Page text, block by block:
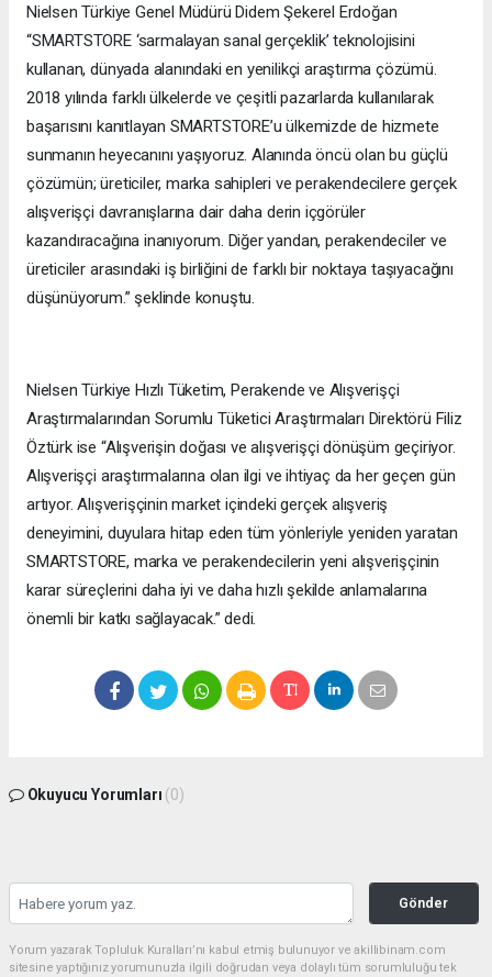
Nielsen Türkiye Genel Müdürü Didem Şekerel Erdoğan
“SMARTSTORE ‘sarmalayan sanal gerçeklik’ teknolojisini
kullanan, dünyada alanındaki en yenilikçi araştırma çözümü.
2018 yılında farklı ülkelerde ve çeşitli pazarlarda kullanılarak
başarısını kanıtlayan SMARTSTORE’u ülkemizde de hizmete
sunmanın heyecanını yaşıyoruz. Alanında öncü olan bu güçlü
çözümün; üreticiler, marka sahipleri ve perakendecilere gerçek
alışverişçi davranışlarına dair daha derin içgörüler
kazandıracağına inanıyorum. Diğer yandan, perakendeciler ve
üreticiler arasındaki iş birliğini de farklı bir noktaya taşıyacağını
düşünüyorum.” şeklinde konuştu.
Nielsen Türkiye Hızlı Tüketim, Perakende ve Alışverişçi
Araştırmalarından Sorumlu Tüketici Araştırmaları Direktörü Filiz
Öztürk ise “Alışverişin doğası ve alışverişçi dönüşüm geçiriyor.
Alışverişçi araştırmalarına olan ilgi ve ihtiyaç da her geçen gün
artıyor. Alışverişçinin market içindeki gerçek alışveriş
deneyimini, duyulara hitap eden tüm yönleriyle yeniden yaratan
SMARTSTORE, marka ve perakendecilerin yeni alışverişçinin
karar süreçlerini daha iyi ve daha hızlı şekilde anlamalarına
önemli bir katkı sağlayacak.” dedi.
Okuyucu Yorumları (0)
Gönder
Yorum yazarak Topluluk Kuralları’nı kabul etmiş bulunuyor ve akillibinam.com
sitesine yaptığınız yorumunuzla ilgili doğrudan veya dolaylı tüm sorumluluğu tek